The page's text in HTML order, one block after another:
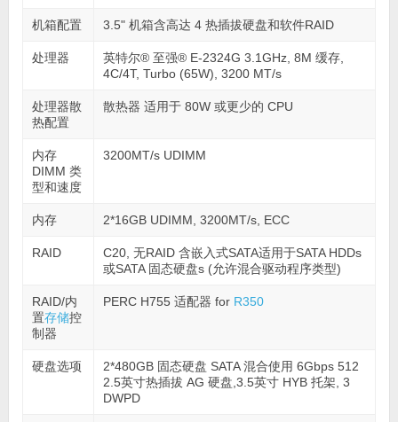
机箱配置 3.5" 机箱含高达 4 热插拔硬盘和软件RAID
处理器
英特尔® 至强® E-2324G 3.1GHz, 8M 缓存,
4C/4T, Turbo (65W), 3200 MT/s
处理器散
热配置
散热器 适用于 80W 或更少的 CPU
内存
DIMM 类
型和速度
3200MT/s UDIMM
内存 2*16GB UDIMM, 3200MT/s, ECC
RAID
C20, 无RAID 含嵌入式SATA适用于SATA HDDs
或SATA 固态硬盘s (允许混合驱动程序类型)
RAID/内
置存储控
制器
PERC H755 适配器 for R350
硬盘选项
2*480GB 固态硬盘 SATA 混合使用 6Gbps 512
2.5英寸热插拔 AG 硬盘,3.5英寸 HYB 托架, 3
DWPD